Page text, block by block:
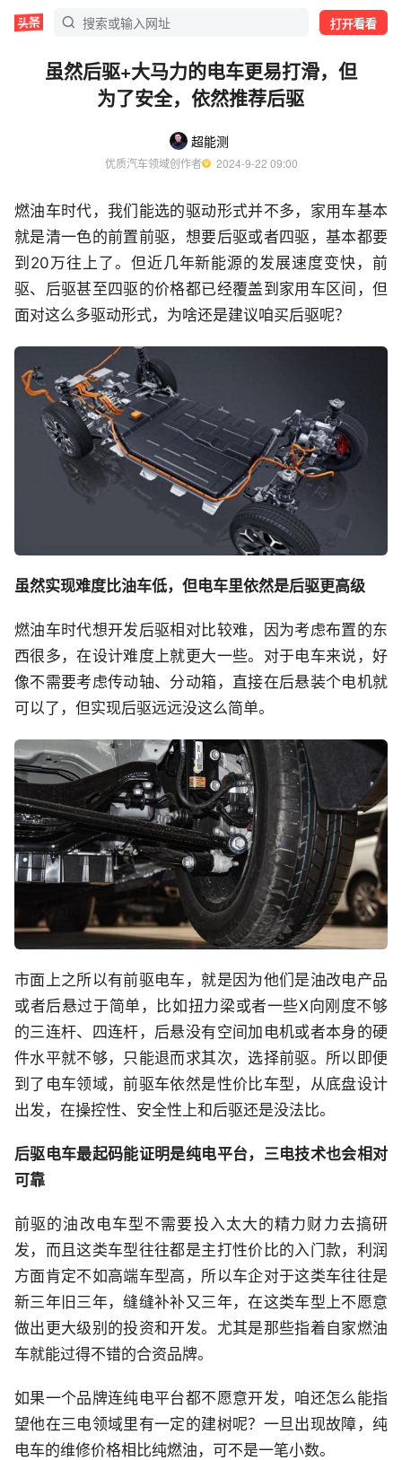
打开看看
虽然后驱+大马力的电车更易打滑，但
为了安全，依然推荐后驱
超能测
优质汽车领域创作者
  2024-9-22 09:00
燃油车时代，我们能选的驱动形式并不多，家用车基本
就是清一色的前置前驱，想要后驱或者四驱，基本都要
到20万往上了。但近几年新能源的发展速度变快，前
驱、后驱甚至四驱的价格都已经覆盖到家用车区间，但
面对这么多驱动形式，为啥还是建议咱买后驱呢？
虽然实现难度比油车低，但电车里依然是后驱更高级
燃油车时代想开发后驱相对比较难，因为考虑布置的东
西很多，在设计难度上就更大一些。对于电车来说，好
像不需要考虑传动轴、分动箱，直接在后悬装个电机就
可以了，但实现后驱远远没这么简单。
市面上之所以有前驱电车，就是因为他们是油改电产品
或者后悬过于简单，比如扭力梁或者一些X向刚度不够
的三连杆、四连杆，后悬没有空间加电机或者本身的硬
件水平就不够，只能退而求其次，选择前驱。所以即便
到了电车领域，前驱车依然是性价比车型，从底盘设计
出发，在操控性、安全性上和后驱还是没法比。
后驱电车最起码能证明是纯电平台，三电技术也会相对
可靠
前驱的油改电车型不需要投入太大的精力财力去搞研
发，而且这类车型往往都是主打性价比的入门款，利润
方面肯定不如高端车型高，所以车企对于这类车往往是
新三年旧三年，缝缝补补又三年，在这类车型上不愿意
做出更大级别的投资和开发。尤其是那些指着自家燃油
车就能过得不错的合资品牌。
如果一个品牌连纯电平台都不愿意开发，咱还怎么能指
望他在三电领域里有一定的建树呢？一旦出现故障，纯
电车的维修价格相比纯燃油，可不是一笔小数。